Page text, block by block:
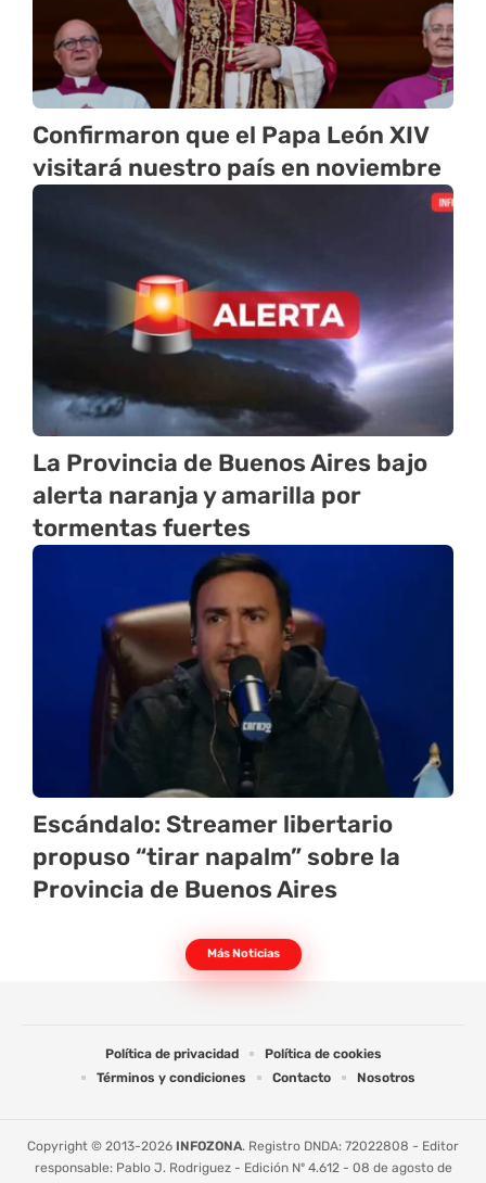
Confirmaron que el Papa León XIV
visitará nuestro país en noviembre
La Provincia de Buenos Aires bajo
alerta naranja y amarilla por
tormentas fuertes
Escándalo: Streamer libertario
propuso “tirar napalm” sobre la
Provincia de Buenos Aires
Más Noticias
Política de privacidad
Política de cookies
Términos y condiciones
Contacto Nosotros
Copyright © 2013-2026 INFOZONA. Registro DNDA: 72022808 - Editor
responsable: Pablo J. Rodriguez - Edición Nº 4.612 - 08 de agosto de